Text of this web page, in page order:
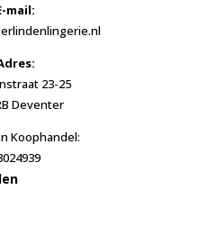
mail:
23-25
Deventer
Koophandel: